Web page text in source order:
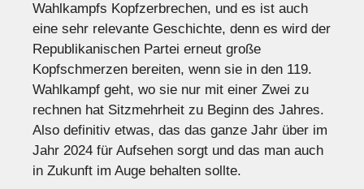
Wahlkampfs Kopfzerbrechen, und es ist auch
eine sehr relevante Geschichte, denn es wird der
Republikanischen Partei erneut große
Kopfschmerzen bereiten, wenn sie in den 119.
Wahlkampf geht, wo sie nur mit einer Zwei zu
rechnen hat Sitzmehrheit zu Beginn des Jahres.
Also definitiv etwas, das das ganze Jahr über im
Jahr 2024 für Aufsehen sorgt und das man auch
in Zukunft im Auge behalten sollte.